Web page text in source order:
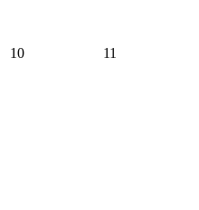
10 11